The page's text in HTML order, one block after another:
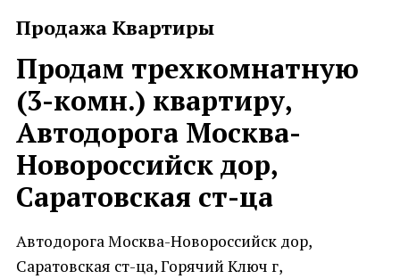
Продажа Квартиры
Продам трехкомнатную
(3-комн.) квартиру,
Автодорога Москва-
Новороссийск дор,
Саратовская ст-ца
Автодорога Москва-Новороссийск дор,
Саратовская ст-ца, Горячий Ключ г,